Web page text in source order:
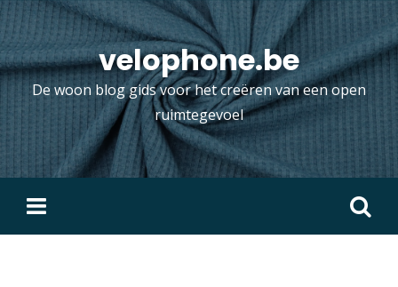
Skip
to
content
velophone.be
De woon blog gids voor het creëren van een open
ruimtegevoel
Zoeken
naar: